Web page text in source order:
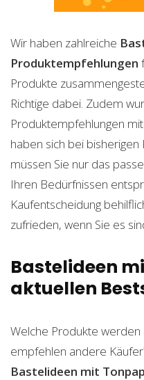
Wir haben zahlreiche
Produktempfehlungen
Produkte
Richtige dabei. Zudem
Produktempfehlungen
haben sich bei
müssen Sie nur das
Ihren Bedürfnissen
Kaufentscheidung
zufrieden, wenn Sie es
Bastelideen
aktuellen
Welche Produkte
empfehlen andere
Bastelideen mit